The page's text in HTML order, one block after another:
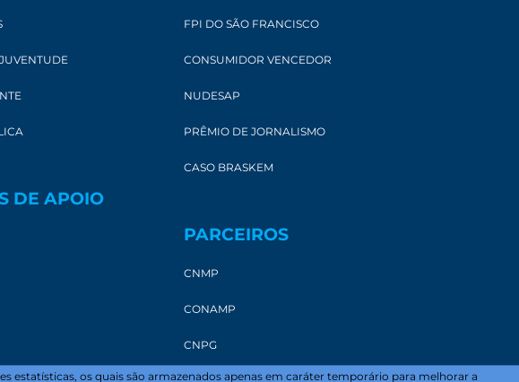
DE APOIO
FPI DO SÃO FRANCISCO
CONSUMIDOR VENCEDOR
NUDESAP
PRÊMIO DE JORNALISMO
CASO BRASKEM
PARCEIROS
CNMP
CONAMP
CNPG
estatísticas, os quais são armazenados apenas em caráter temporário para melhorar a